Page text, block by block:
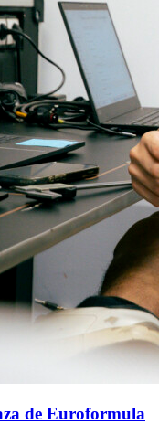
de Euroformula